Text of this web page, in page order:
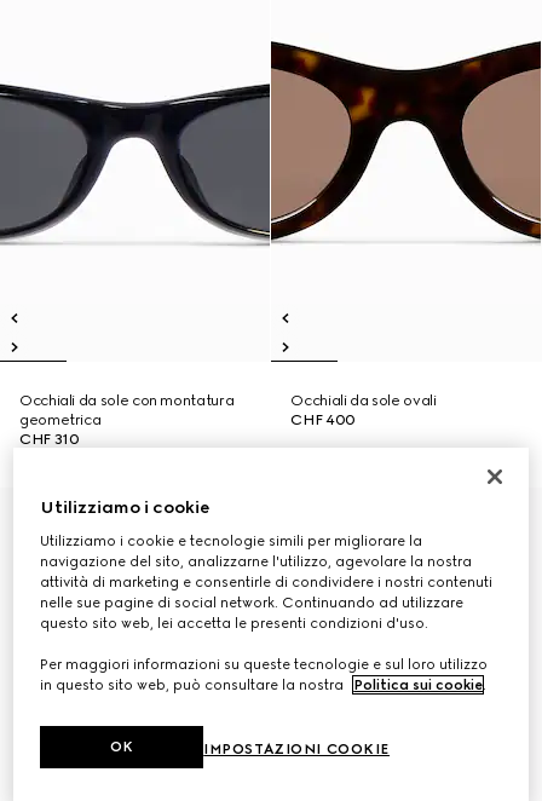
Occhiali da sole con montatura
geometrica
CHF 310
Occhiali da sole ovali
CHF 400
Utilizziamo i cookie
Utilizziamo i cookie e tecnologie simili per migliorare la
navigazione del sito, analizzarne l'utilizzo, agevolare la nostra
attività di marketing e consentirle di condividere i nostri contenuti
nelle sue pagine di social network. Continuando ad utilizzare
questo sito web, lei accetta le presenti condizioni d'uso.
Per maggiori informazioni su queste tecnologie e sul loro utilizzo
in questo sito web, può consultare la nostra
Politica sui cookie.
IMPOSTAZIONI COOKIE
OK